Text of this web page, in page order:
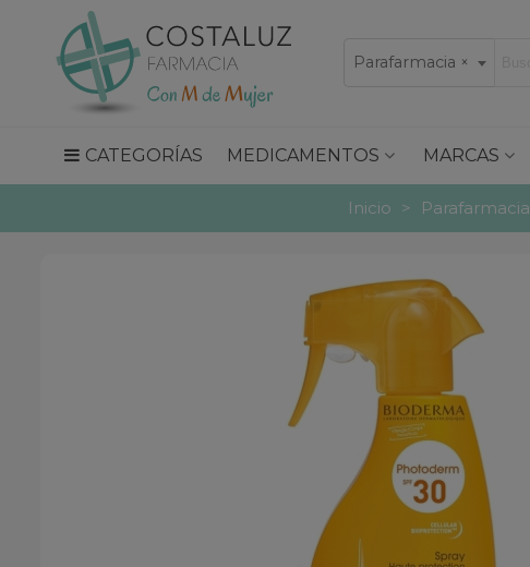
×
Parafarmacia
CATEGORÍAS MEDICAMENTOS MARCAS
Inicio > Parafarmacia